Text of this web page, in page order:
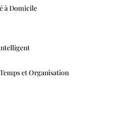
à Domicile
et Organisation